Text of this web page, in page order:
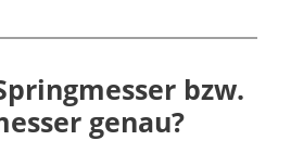
bzw.
genau?